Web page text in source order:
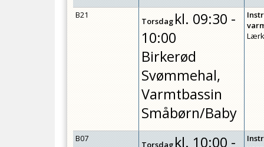
B21
Torsdagkl. 09:30 -
10:00
Birkerød
Svømmehal,
Varmtbassin
Småbørn/Baby
B07
Torsdagkl. 10:00 -